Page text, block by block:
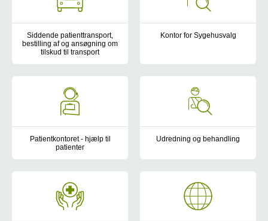
Siddende patienttransport,
bestilling af og ansøgning om
tilskud til transport
Kontor for Sygehusvalg
Patientkontoret - hjælp til
patienter
Udredning og behandling